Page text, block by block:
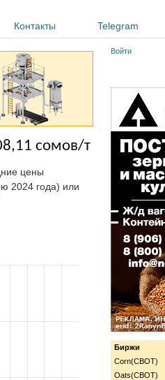
Контакты Telegram
сомов/т
цены
2024 года) или
Войти
Биржи
Corn(CBOT)
Oats(CBOT)